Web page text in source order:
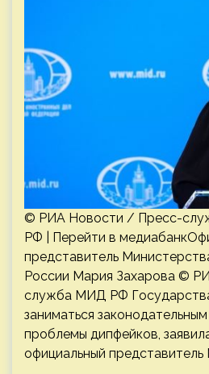
© РИА Новости / Пресс-
РФ | Перейти в
представитель
России Мария Захарова ©
служба МИД РФ
заниматься
проблемы дипфейков,
официальный